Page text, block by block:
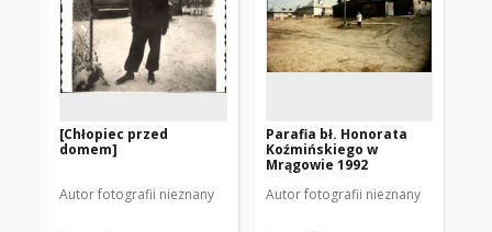
[Chłopiec przed
domem]
Autor fotografii nieznany
Parafia bł. Honorata
Koźmińskiego w
Mrągowie 1992
Autor fotografii nieznany